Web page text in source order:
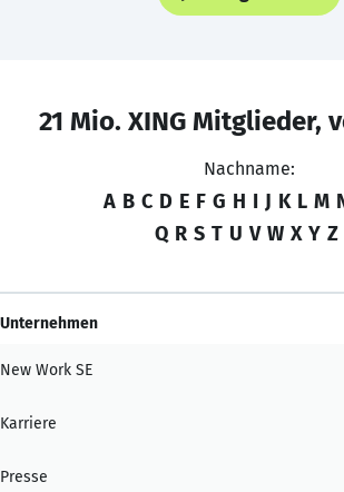
21 Mio. XING Mitglieder,
Nachname:
A B C D E F G H I J K L M
Q R S T U V W X Y Z
Unternehmen
New Work SE
Karriere
Presse